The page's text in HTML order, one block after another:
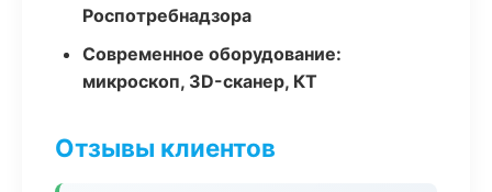
Роспотребнадзора
Современное оборудование:
микроскоп, 3D-сканер, КТ
Отзывы клиентов